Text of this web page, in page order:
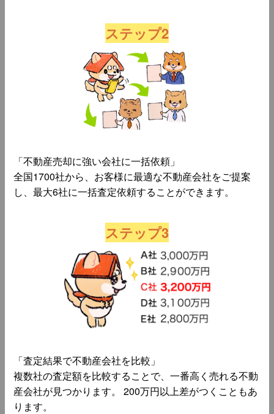
ステップ2
「不動産売却に強い会社に一括依頼」
全国1700社から、お客様に最適な不動産会社をご提案
し、最大6社に一括査定依頼することができます。
ステップ3
「査定結果で不動産会社を比較」
複数社の査定額を比較することで、一番高く売れる不動
産会社が見つかります。 200万円以上差がつくこともあ
ります。